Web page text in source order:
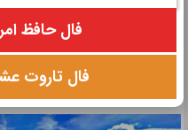
در ادامه این بخش از تشریفینو،
را آماده کردیم که می توانید
دریاچه های زیبا و دیدنی داشته
فال حافظ
فال تاروت